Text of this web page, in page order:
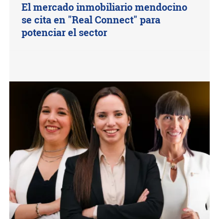
El mercado inmobiliario mendocino
se cita en "Real Connect" para
potenciar el sector